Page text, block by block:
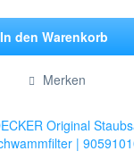
In den Warenkorb
Merken